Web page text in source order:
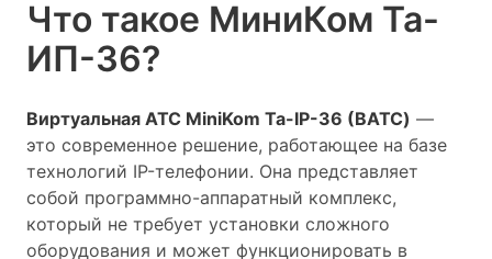
Что такое МиниКом Та-
ИП-36?
Виртуальная АТС MiniKom Ta-IP-36 (ВАТС) —
это современное решение, работающее на базе
технологий IP-телефонии. Она представляет
собой программно-аппаратный комплекс,
который не требует установки сложного
оборудования и может функционировать в